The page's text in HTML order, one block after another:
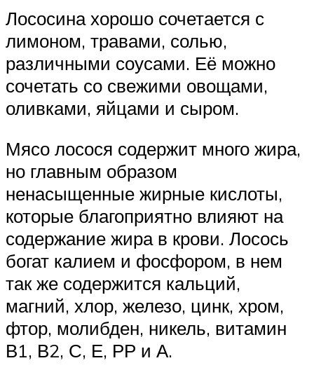
Лососина хорошо сочетается с
лимоном, травами, солью,
различными соусами. Её можно
сочетать со свежими овощами,
оливками, яйцами и сыром.
Мясо лосося содержит много жира,
но главным образом
ненасыщенные жирные кислоты,
которые благоприятно влияют на
содержание жира в крови. Лосось
богат калием и фосфором, в нем
так же содержится кальций,
магний, хлор, железо, цинк, хром,
фтор, молибден, никель, витамин
В1, В2, С, Е, РР и А.